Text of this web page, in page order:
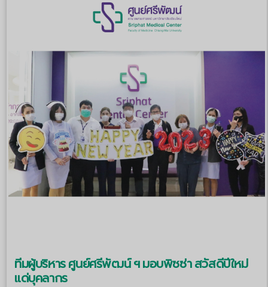
ทีมผู้บริหาร ศูนย์ศรีพัฒน์ ฯ มอบพิซซ่า สวัสดีปีใหม่
แด่บุคลากร